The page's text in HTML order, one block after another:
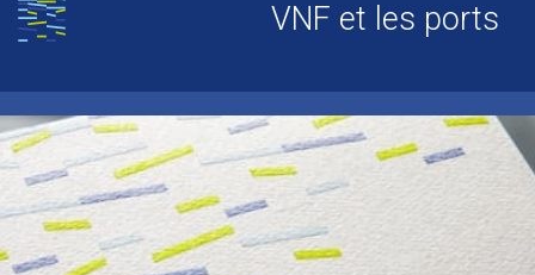
VNF et les ports